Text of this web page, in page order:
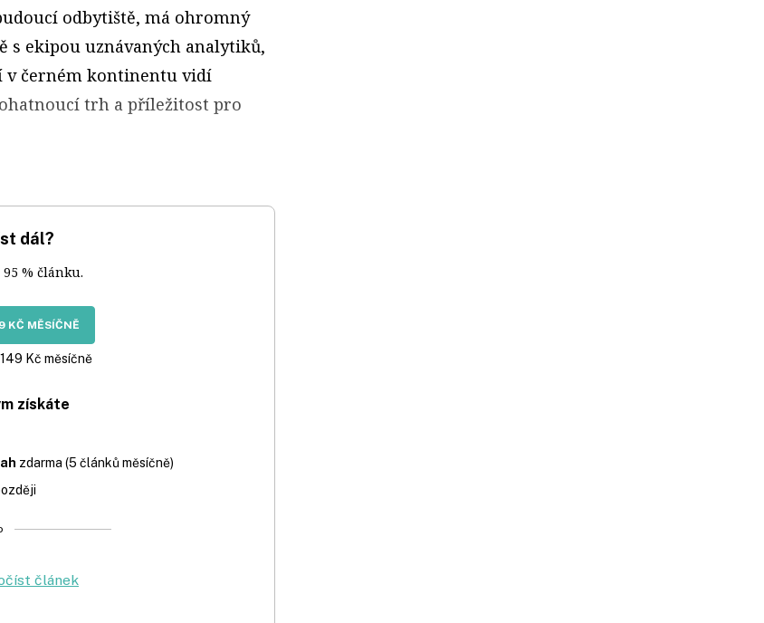
odbytiště, má ohromný
s ekipou uznávaných analytiků,
v černém kontinentu vidí
trh a příležitost pro
dál?
95 % článku.
KČ MĚSÍČNĚ
Kč měsíčně
získáte
zdarma (5 článků měsíčně)
článek